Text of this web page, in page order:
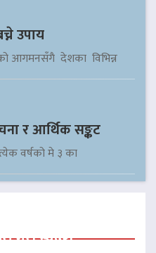
उपाय
आगमनसँगै देशका विभिन्न
र आर्थिक सङ्कट
वर्षको मे ३ का
आममाफी,
गरी स्वदेश…